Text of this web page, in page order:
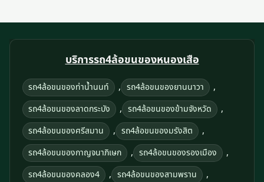
บริการรถ4ล้อขนของหนองเสือ
รถ4ล้อขนของท่าน้ำนนท์ , รถ4ล้อขนของยานนาวา ,
รถ4ล้อขนของลาดกระบัง , รถ4ล้อขนของข้ามจังหวัด ,
รถ4ล้อขนของศรีสมาน , รถ4ล้อขนของมรังสิต ,
รถ4ล้อขนของกาญจนาภิเษก , รถ4ล้อขนของรองเมือง ,
รถ4ล้อขนของคลอง4 , รถ4ล้อขนของสามพราน ,